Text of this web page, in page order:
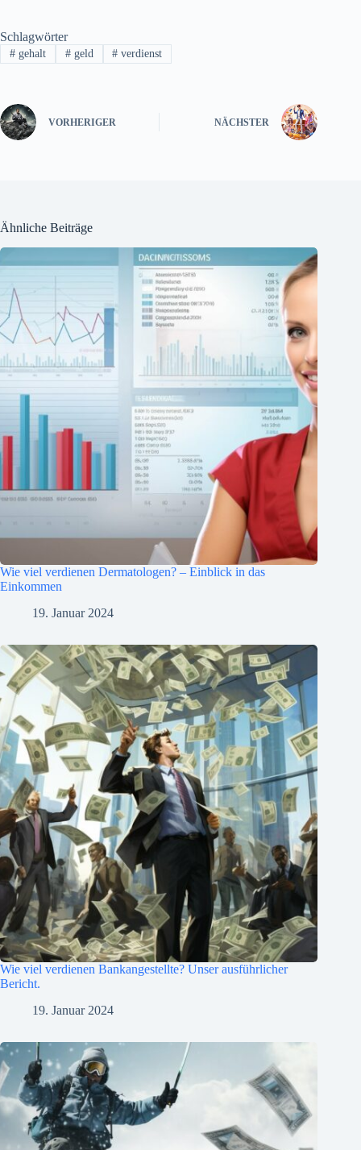
Schlagwörter
#gehalt #geld # verdienst
VORHERIGER NÄCHSTER
Ähnliche Beiträge
Wie viel verdienen Dermatologen? – Einblick in das
Einkommen
19. Januar 2024
Wie viel verdienen Bankangestellte? Unser ausführlicher
Bericht.
19. Januar 2024